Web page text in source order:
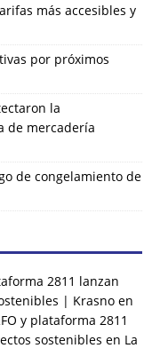
más accesibles y
por próximos
la
de mercadería
de congelamiento de
2811 lanzan
| Krasno en
y plataforma 2811
sostenibles en La